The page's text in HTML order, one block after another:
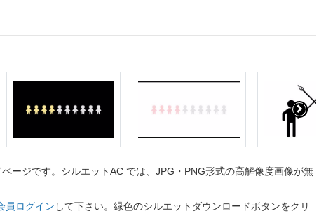
ージです。シルエットAC では、JPG・PNG形式の高解像度画像が無
員ログイン して下さい。緑色のシルエットダウンロードボタンをクリ